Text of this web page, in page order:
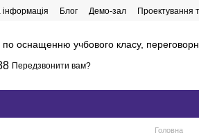
інформація Блог Демо-зал Проектування
оснащенню учбового класу,
Передзвонити вам?
Головна